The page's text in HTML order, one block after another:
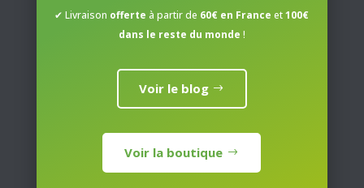
produit
✔ Livraison offerte à partir de 60€ en France et100€
dans le reste du monde !
Voir le blog
Voir la boutique